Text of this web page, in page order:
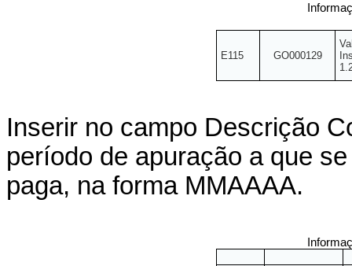
E115 GO000129
Inserir no campo Descrição
período de apuração a que
paga, na forma MMAAAA.